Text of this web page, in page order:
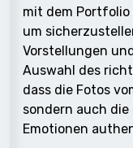
mit dem
um
Vorstellungen
Auswahl des
dass die Fotos
sondern auch
Emotionen